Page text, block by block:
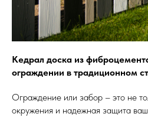
Кедрал доска из
ограждении в традиционном
Ограждение или забор – это не
окружения и надежная защита